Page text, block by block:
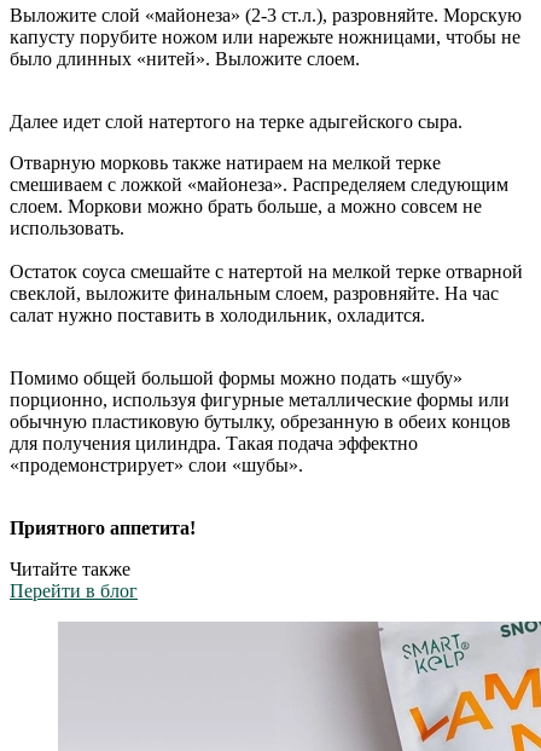
Выложите слой «майонеза» (2-3 ст.л.), разровняйте. Морскую
капусту порубите ножом или нарежьте ножницами, чтобы не
было длинных «нитей». Выложите слоем.
Далее идет слой натертого на терке адыгейского сыра.
Отварную морковь также натираем на мелкой терке
смешиваем с ложкой «майонеза». Распределяем следующим
слоем. Моркови можно брать больше, а можно совсем не
использовать.
Остаток соуса смешайте с натертой на мелкой терке отварной
свеклой, выложите финальным слоем, разровняйте. На час
салат нужно поставить в холодильник, охладится.
Помимо общей большой формы можно подать «шубу»
порционно, используя фигурные металлические формы или
обычную пластиковую бутылку, обрезанную в обеих концов
для получения цилиндра. Такая подача эффектно
«продемонстрирует» слои «шубы».
Приятного аппетита!
Читайте также
Перейти в блог